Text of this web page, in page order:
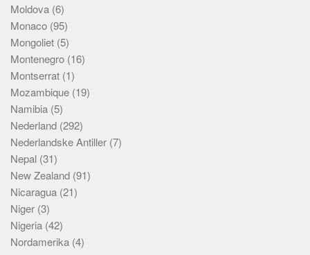
Moldova (6)
Monaco (95)
Mongoliet (5)
Montenegro (16)
Montserrat (1)
Mozambique (19)
Namibia (5)
Nederland (292)
Nederlandske Antiller (7)
Nepal (31)
New Zealand (91)
Nicaragua (21)
Niger (3)
Nigeria (42)
Nordamerika (4)